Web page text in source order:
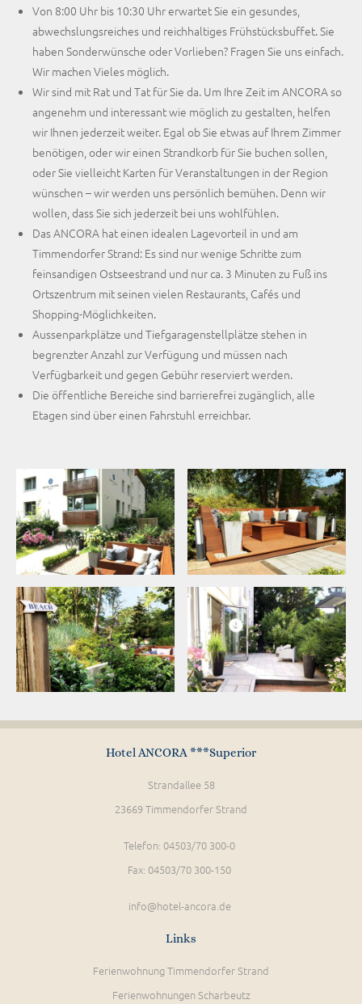
Von 8:00 Uhr bis 10:30 Uhr erwartet Sie ein gesundes,
abwechslungsreiches und reichhaltiges Frühstücksbuffet. Sie
haben Sonderwünsche oder Vorlieben? Fragen Sie uns einfach.
Wir machen Vieles möglich.
Wir sind mit Rat und Tat für Sie da. Um Ihre Zeit im ANCORA so
angenehm und interessant wie möglich zu gestalten, helfen
wir Ihnen jederzeit weiter. Egal ob Sie etwas auf Ihrem Zimmer
benötigen, oder wir einen Strandkorb für Sie buchen sollen,
oder Sie vielleicht Karten für Veranstaltungen in der Region
wünschen – wir werden uns persönlich bemühen. Denn wir
wollen, dass Sie sich jederzeit bei uns wohlfühlen.
Das ANCORA hat einen idealen Lagevorteil in und am
Timmendorfer Strand: Es sind nur wenige Schritte zum
feinsandigen Ostseestrand und nur ca. 3 Minuten zu Fuß ins
Ortszentrum mit seinen vielen Restaurants, Cafés und
Shopping-Möglichkeiten.
Aussenparkplätze und Tiefgaragenstellplätze stehen in
begrenzter Anzahl zur Verfügung und müssen nach
Verfügbarkeit und gegen Gebühr reserviert werden.
Die öffentliche Bereiche sind barrierefrei zugänglich, alle
Etagen sind über einen Fahrstuhl erreichbar.
Hotel ANCORA ***Superior
Strandallee 58
23669 Timmendorfer Strand
Telefon: 04503/70 300-0
Fax: 04503/70 300-150
info@hotel-ancora.de
Links
Ferienwohnung Timmendorfer Strand
Ferienwohnungen Scharbeutz